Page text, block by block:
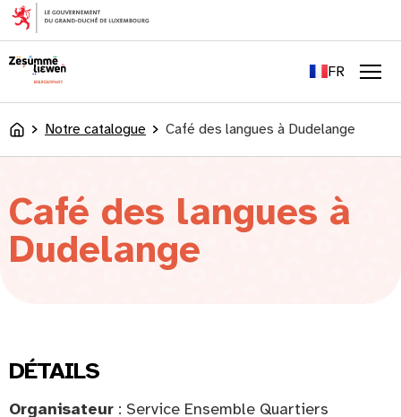
principal
FR
LU
AccueilNotre catalogue Café des langues à Dudelange
Café des langues à
Dudelange
DÉTAILS
Organisateur : Service Ensemble Quartiers